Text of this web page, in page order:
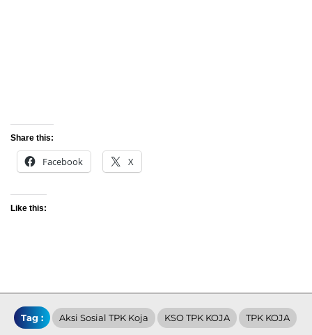
Share this:
Facebook X
Like this:
Tag : Aksi Sosial TPK Koja KSO TPK KOJA TPK KOJA